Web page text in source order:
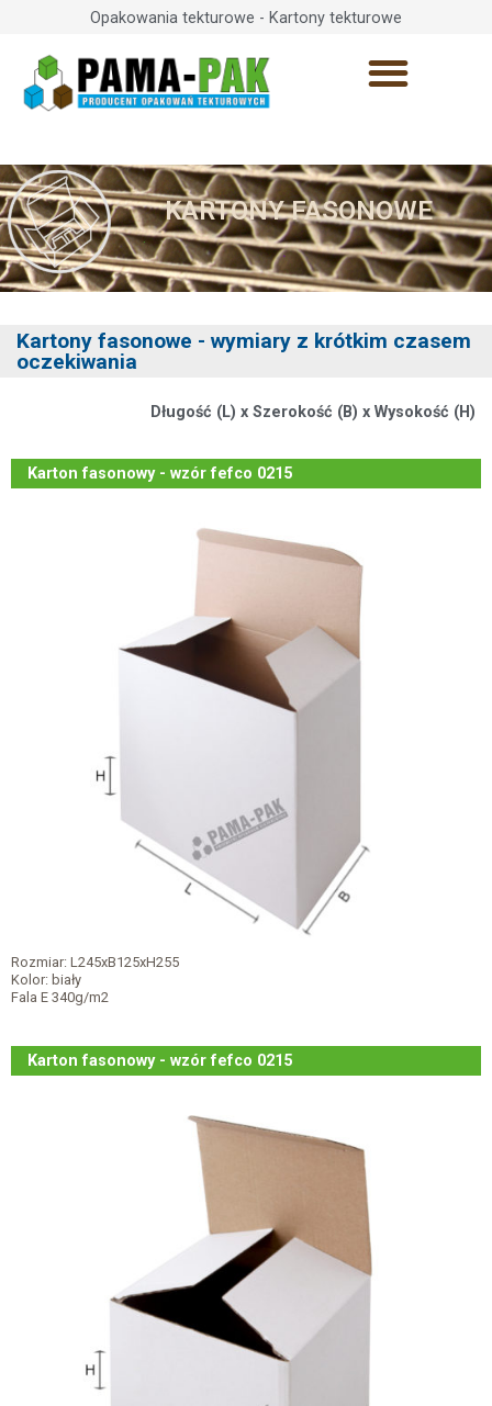
Opakowania tekturowe - Kartony tekturowe
KARTONY FASONOWE
Kartony fasonowe - wymiary z krótkim czasem
oczekiwania
Długość (L) x Szerokość (B) x Wysokość (H)
Karton fasonowy - wzór fefco 0215
Rozmiar: L245xB125xH255
Kolor: biały
Fala E 340g/m2
Karton fasonowy - wzór fefco 0215